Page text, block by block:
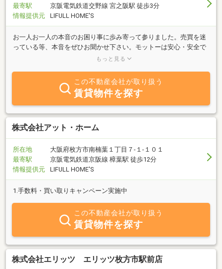
最寄駅
京阪電気鉄道交野線 宮之阪駅 徒歩3分
情報提供元
LIFULL HOME'S
お一人お一人の本音のお困り事に歩み寄って参りました。売買を迷
っている等、本音をぜひお聞かせ下さい。モットーは安心・安全で
機動力と対応スピードを心掛けています。丁寧な対応をお約束致し
もっと見る
この不動産会社が取り扱う
賃貸物件を探す
株式会社アット・ホーム
所在地
大阪府枚方市南楠葉１丁目７‐１‐１０１
最寄駅
京阪電気鉄道京阪線 樟葉駅 徒歩12分
情報提供元
LIFULL HOME'S
1.手数料・買い取りキャンペーン実施中
この不動産会社が取り扱う
賃貸物件を探す
株式会社エリッツ エリッツ枚方市駅前店